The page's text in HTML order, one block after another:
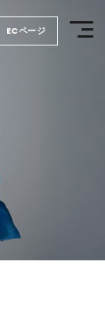
ECページ